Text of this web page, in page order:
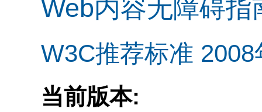
Web内容无障碍指
W3C推荐标准
当前版本: